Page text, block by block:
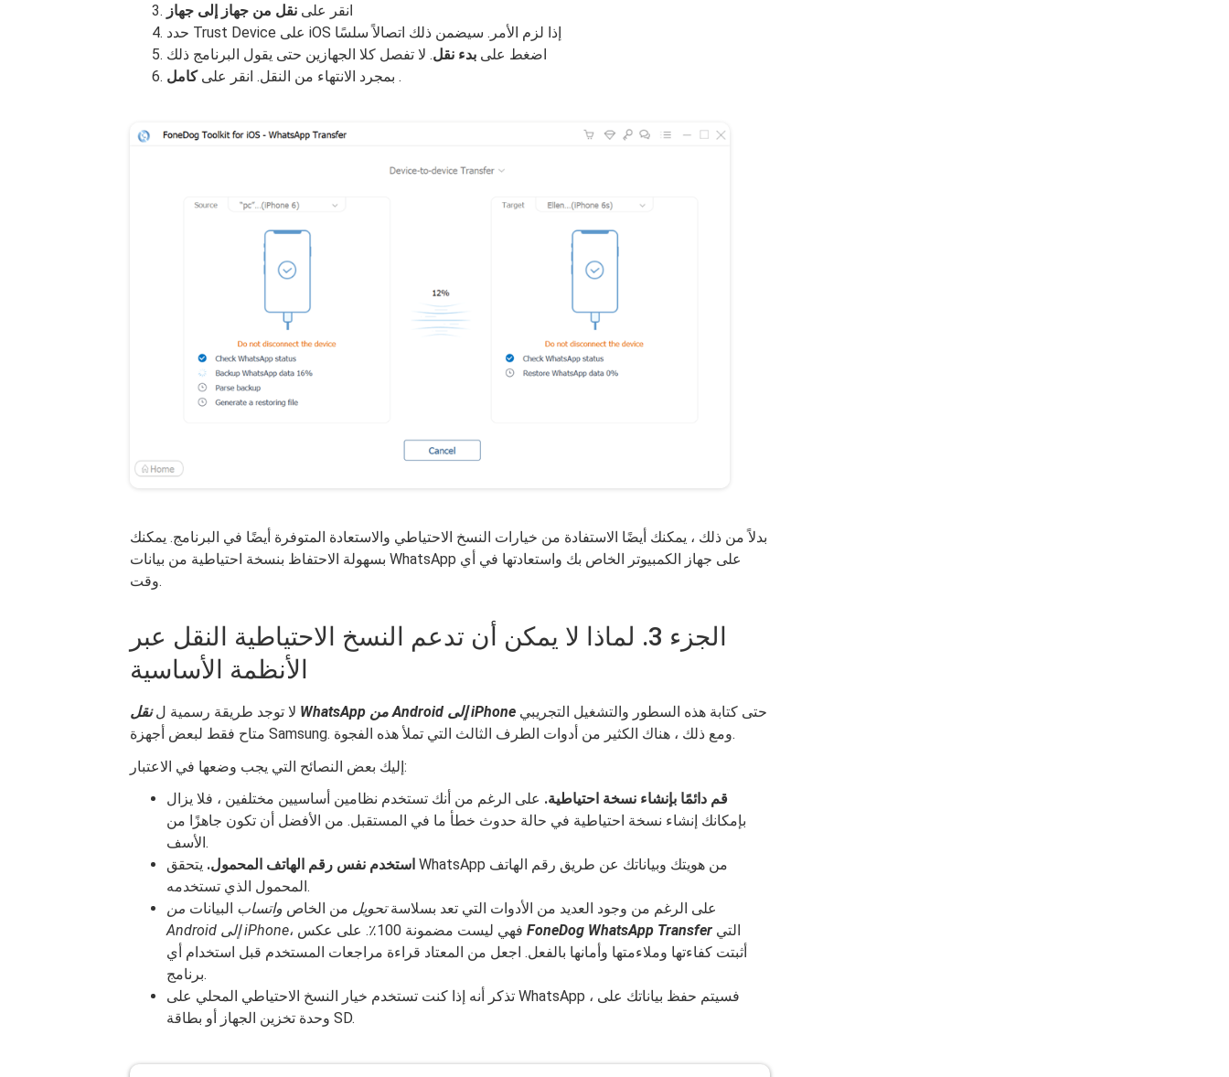
انقر على نقل من جهاز إلى جهاز
حدد Trust Device على iOS إذا لزم الأمر. سيضمن ذلك اتصالاً سلسًا
اضغط على بدء نقل. لا تفصل كلا الجهازين حتى يقول البرنامج ذلك
بمجرد الانتهاء من النقل. انقر علىكامل .
بدلاً من ذلك ، يمكنك أيضًا الاستفادة من خيارات النسخ الاحتياطي والاستعادة المتوفرة أيضًا في البرنامج. يمكنك
بسهولة الاحتفاظ بنسخة احتياطية من بيانات WhatsApp على جهاز الكمبيوتر الخاص بك واستعادتها في أي
وقت.
الجزء 3. لماذا لا يمكن أن تدعم النسخ الاحتياطية النقل عبر
الأنظمة الأساسية
لا توجد طريقة رسمية ل نقل WhatsApp من Android إلى iPhone
متاح فقط لبعض أجهزة Samsung. ومع ذلك ، هناك الكثير من أدوات الطرف الثالث التي تملأ هذه الفجوة.
إليك بعض النصائح التي يجب وضعها في الاعتبار:
قم دائمًا بإنشاء نسخة احتياطية. على الرغم من أنك تستخدم نظامين أساسيين مختلفين ، فلا يزال
بإمكانك إنشاء نسخة احتياطية في حالة حدوث خطأ ما في المستقبل. من الأفضل أن تكون جاهزًا من
الأسف.
استخدم نفس رقم الهاتف المحمول. يتحقق WhatsApp من هويتك وبياناتك عن طريق رقم الهاتف
المحمول الذي تستخدمه.
على الرغم من وجود العديد من الأدوات التي تعد بسلاسةتحويل من الخاص واتساب البيانات من
Android إلى iPhone
FoneDog WhatsApp Transfer
أثبتت كفاءتها وملاءمتها وأمانها بالفعل. اجعل من المعتاد قراءة مراجعات المستخدم قبل استخدام أي
برنامج.
تذكر أنه إذا كنت تستخدم خيار النسخ الاحتياطي المحلي على WhatsApp ، فسيتم حفظ بياناتك على
وحدة تخزين الجهاز أو بطاقة SD.